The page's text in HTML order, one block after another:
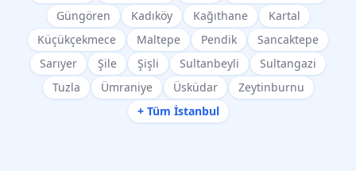
Güngören
Kadıköy Kağıthane
Kartal
Küçükçekmece
Maltepe Pendik
Sancaktepe
Sarıyer
Şile Şişli Sultanbeyli
Sultangazi
Tuzla
Ümraniye Üsküdar
Zeytinburnu
+ Tüm İstanbul